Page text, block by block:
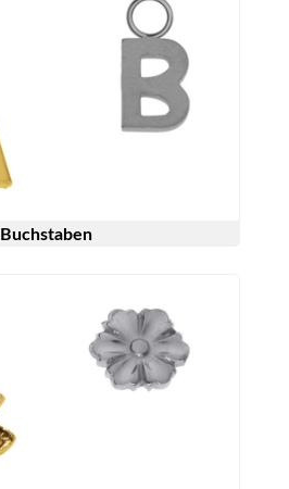
Buchstaben